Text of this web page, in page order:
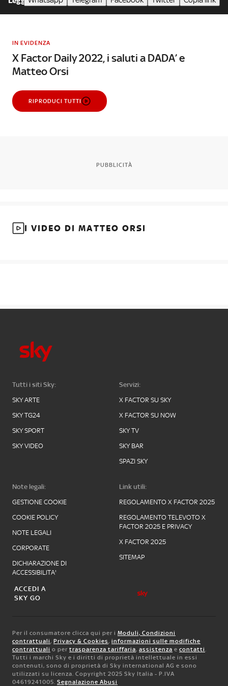
IN EVIDENZA
X Factor Daily 2022, i saluti a DADA’ e
Matteo Orsi
RIPRODUCI TUTTI
PUBBLICITÀ
I VIDEO DI MATTEO ORSI
Tutti i siti Sky:
SKY ARTE
SKY TG24
SKY SPORT
SKY VIDEO
Servizi:
X FACTOR SU SKY
X FACTOR SU NOW
SKY TV
SKY BAR
SPAZI SKY
Note legali:
GESTIONE COOKIE
COOKIE POLICY
NOTE LEGALI
CORPORATE
DICHIARAZIONE DI
ACCESSIBILITA'
Link utili:
REGOLAMENTO X FACTOR 2025
REGOLAMENTO TELEVOTO X
FACTOR 2025 E PRIVACY
X FACTOR 2025
SITEMAP
ACCEDI A
SKY GO
Per il consumatore clicca qui per i Moduli, Condizioni
contrattuali, Privacy & Cookies, informazioni sulle modifiche
contrattuali o per trasparenza tariffaria, assistenza e contatti.
Tutti i marchi Sky e i diritti di proprietà intellettuale in essi
contenuti, sono di proprietà di Sky international AG e sono
utilizzati su licenza. Copyright 2025 Sky Italia - P.IVA
04619241005. Segnalazione Abusi